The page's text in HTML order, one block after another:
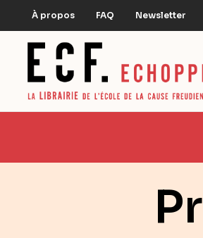
À propos FAQ Newsletter